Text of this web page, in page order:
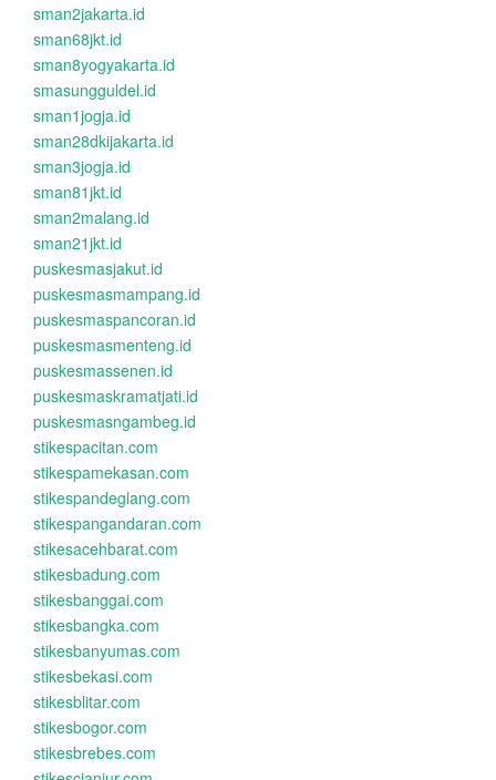
sman2jakarta.id
sman68jkt.id
sman8yogyakarta.id
smasungguldel.id
sman1jogja.id
sman28dkijakarta.id
sman3jogja.id
sman81jkt.id
sman2malang.id
sman21jkt.id
puskesmasjakut.id
puskesmasmampang.id
puskesmaspancoran.id
puskesmasmenteng.id
puskesmassenen.id
puskesmaskramatjati.id
puskesmasngambeg.id
stikespacitan.com
stikespamekasan.com
stikespandeglang.com
stikespangandaran.com
stikesacehbarat.com
stikesbadung.com
stikesbanggai.com
stikesbangka.com
stikesbanyumas.com
stikesbekasi.com
stikesblitar.com
stikesbogor.com
stikesbrebes.com